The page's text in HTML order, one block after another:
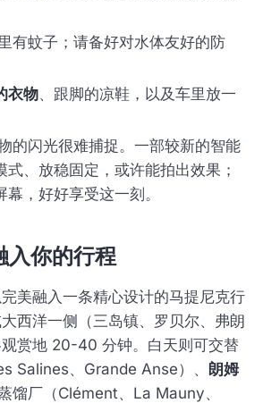
有蚊子；请备好对水体友好的防
衣物、跟脚的凉鞋，以及车里放一
的闪光很难捕捉。一部较新的智能
式、放稳固定，或许能拍出效果；
，好好享受这一刻。
入你的行程
美融入一条精心设计的马提尼克行
西洋一侧（三岛镇、罗贝尔、弗朗
赏地 20-40 分钟。白天则可交替
Salines、Grande Anse）、 朗姆
馏厂（Clément、La Mauny、